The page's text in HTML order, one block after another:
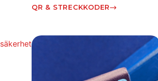
QR & STRECKKODER